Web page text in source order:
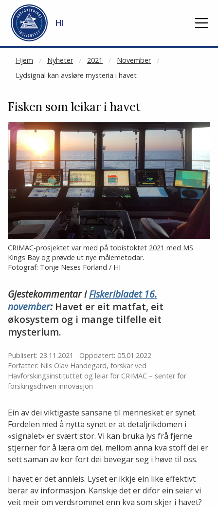
Gå til hovedinnhold
HI
Hjem Nyheter 2021
November
Lydsignal kan avsløre mysteria i havet
NOT CACHED
Fisken som leikar i havet
CRIMAC-prosjektet var med på tobistoktet 2021 med MS
Kings Bay og prøvde ut nye målemetodar.
Fotograf: Tonje Neses Forland / HI
Gjestekommentar iFiskeribladet 16.
november: Havet er eit matfat, eit
økosystem og i mange tilfelle eit
mysterium.
Publisert: 23.11.2021
Oppdatert: 05.01.2022
Forfatter: Nils Olav Handegard, forskar ved
Havforskingsinstituttet og leiar for CRIMAC – senter for
forskingsdriven innovasjon
Ein av dei viktigaste sansane til mennesket er synet.
Fordelen med å nytta synet er at detaljrikdomen i
«signalet» er svært stor. Vi kan bruka lys frå fjerne
stjerner for å læra om dei, mellom anna kva stoff dei er
sett saman av kor fort dei bevegar seg i høve til oss.
I havet er det annleis. Lyset er ikkje ein like effektivt
berar av informasjon. Kanskje det er difor ein seier vi
veit meir om verdsrommet enn kva som skjer i havet?